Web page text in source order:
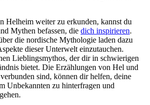
Helheim weiter zu erkunden, kannst du
Mythen befassen, die dich inspirieren.
die nordische Mythologie laden dazu
dieser Unterwelt einzutauchen.
Lieblingsmythos, der dir in⁢ schwierigen
bietet. Die Erzählungen von Hel und
sind, können dir helfen, deine
Unbekannten zu hinterfragen und